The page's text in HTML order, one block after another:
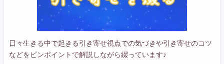
日々生きる中で起きる引き寄せ視点での気づきや引き寄せのコツ
などをピンポイントで解説しながら綴っています♪